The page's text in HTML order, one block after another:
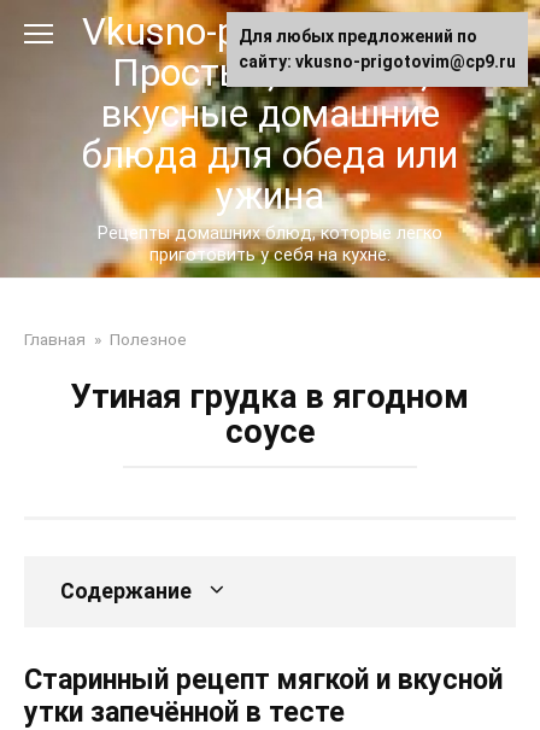
Vkusno-prigotovim.ru -
Простые, сытные,
вкусные домашние
блюда для обеда или
ужина
Рецепты домашних блюд, которые легко
приготовить у себя на кухне.
Главная » Полезное
Утиная грудка в ягодном
соусе
Содержание
Старинный рецепт мягкой и вкусной
утки запечённой в тесте
Для любых предложений по
сайту: vkusno-prigotovim@cp9.ru